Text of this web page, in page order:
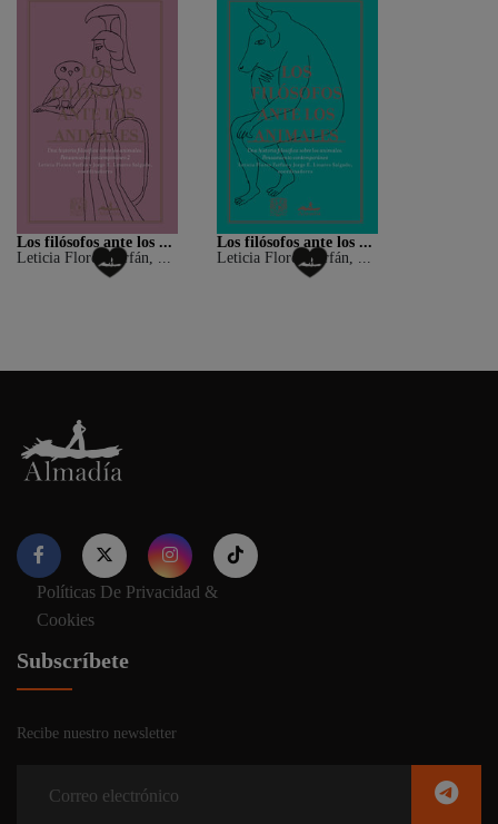
Los filósofos ante los ...
Leticia Flores Farfán, ...
Los filósofos ante los ...
Leticia Flores Farfán, ...
Nuestro sitio web utiliza cookies para proporcionar su
experiencia de navegación e información relevante. Antes de
continuar utilizando nuestro sitio web, acepte nuestros
Políticas De Privacidad &
Cookies
Subscríbete
Recibe nuestro newsletter